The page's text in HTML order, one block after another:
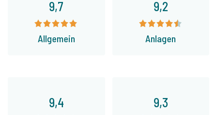
9,7
Allgemein
9,2
Anlagen
9,4 9,3